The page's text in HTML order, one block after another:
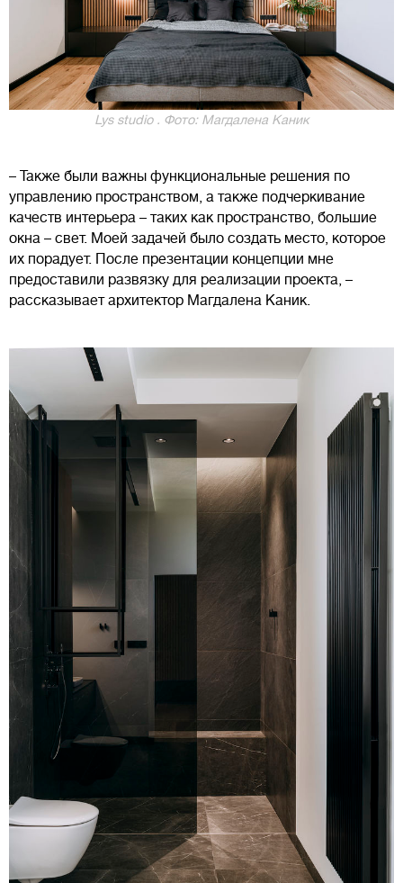
Lys studio . Фото: Магдалена Каник
– Также были важны функциональные решения по
управлению пространством, а также подчеркивание
качеств интерьера – таких как пространство, большие
окна – свет. Моей задачей было создать место, которое
их порадует. После презентации концепции мне
предоставили развязку для реализации проекта, –
рассказывает архитектор Магдалена Каник.